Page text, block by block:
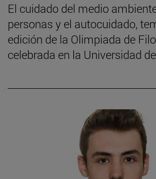
El cuidado del medio
personas y el autocuidado,
edición de la Olimpiada de
celebrada en la Universidad